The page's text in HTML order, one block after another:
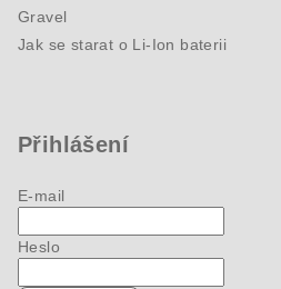
Gravel
Jak se starat o Li-Ion baterii
Přihlášení
E-mail
Heslo